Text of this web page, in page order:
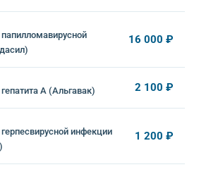
16 000 ₽
А (Альгавак) 2 100 ₽
инфекции
1 200 ₽